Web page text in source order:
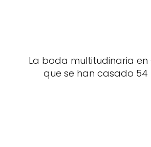
La boda multitudinaria en
que se han casado 54